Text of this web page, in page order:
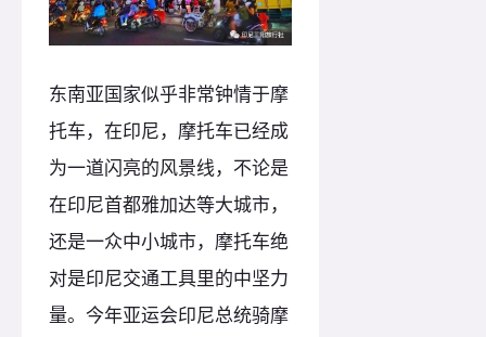
东南亚国家似乎非常钟情于摩
托车，在印尼，摩托车已经成
为一道闪亮的风景线，不论是
在印尼首都雅加达等大城市，
还是一众中小城市，摩托车绝
对是印尼交通工具里的中坚力
量。今年亚运会印尼总统骑摩